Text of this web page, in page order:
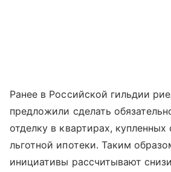
Ранее в Российской гильдии
предложили сделать
отделку в квартирах,
льготной ипотеки. Таким
инициативы рассчитывают